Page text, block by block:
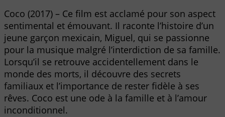
Coco (2017) – Ce film est acclamé pour son aspect
sentimental et émouvant. Il raconte l’histoire d’un
jeune garçon mexicain, Miguel, qui se passionne
pour la musique malgré l’interdiction de sa famille.
Lorsqu’il se retrouve accidentellement dans le
monde des morts, il découvre des secrets
familiaux et l’importance de rester fidèle à ses
rêves. Coco est une ode à la famille et à l’amour
inconditionnel.